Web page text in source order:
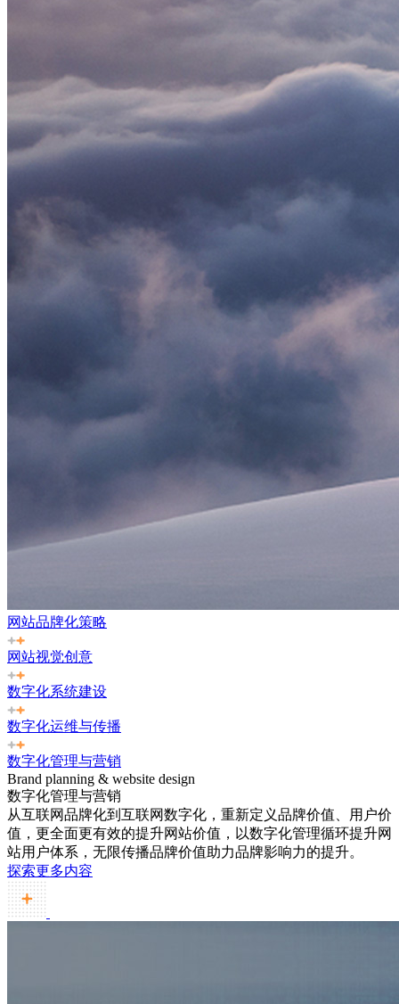
网站品牌化策略
网站视觉创意
数字化系统建设
数字化运维与传播
数字化管理与营销
Brand planning & website design
数字化管理与营销
从互联网品牌化到互联网数字化，重新定义品牌价值、用户价
值，更全面更有效的提升网站价值，以数字化管理循环提升网
站用户体系，无限传播品牌价值助力品牌影响力的提升。
探索更多内容